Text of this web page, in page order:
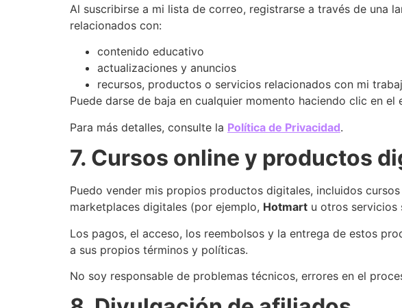
Al suscribirse a mi lista de correo, registrarse a través de una
relacionados con:
contenido educativo
actualizaciones y anuncios
recursos, productos o servicios relacionados con mi
Puede darse de baja en cualquier momento haciendo clic en
Para más detalles, consulte la Política de Privacidad.
7. Cursos online y productos
Puedo vender mis propios productos digitales, incluidos
marketplaces digitales (por ejemplo, Hotmart u otros servicios
Los pagos, el acceso, los reembolsos y la entrega de estos
a sus propios términos y políticas.
No soy responsable de problemas técnicos, errores en el